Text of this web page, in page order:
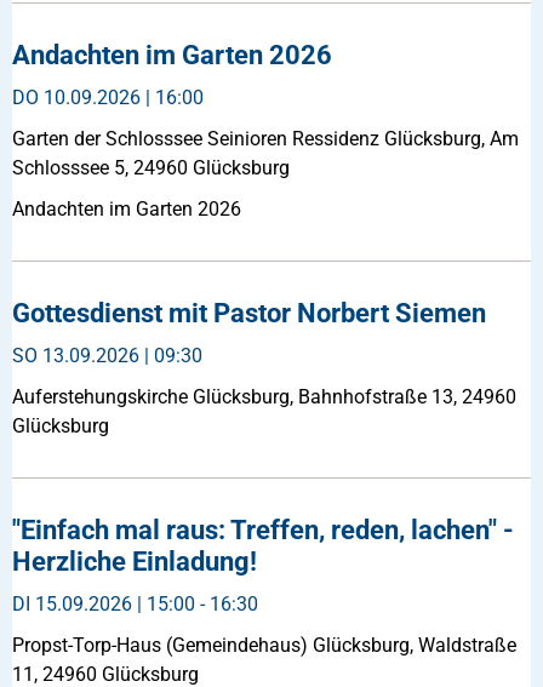
Andachten im Garten 2026
DO 10.09.2026 | 16:00
Garten der Schlosssee Seinioren Ressidenz Glücksburg, Am
Schlosssee 5, 24960 Glücksburg
Andachten im Garten 2026
Gottesdienst mit Pastor Norbert Siemen
SO 13.09.2026 | 09:30
Auferstehungskirche Glücksburg, Bahnhofstraße 13, 24960
Glücksburg
"Einfach mal raus: Treffen, reden, lachen" -
Herzliche Einladung!
DI 15.09.2026 | 15:00 - 16:30
Propst-Torp-Haus (Gemeindehaus) Glücksburg, Waldstraße
11, 24960 Glücksburg